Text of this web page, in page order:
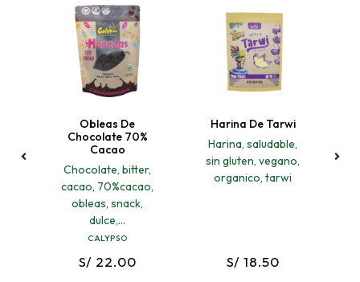
Obleas De
Chocolate 70%
Cacao
Chocolate, bitter,
cacao, 70%cacao,
obleas, snack,
dulce,...
CALYPSO
S/ 22.00
Harina De Tarwi
Harina, saludable,
sin gluten, vegano,
organico, tarwi
S/ 18.50